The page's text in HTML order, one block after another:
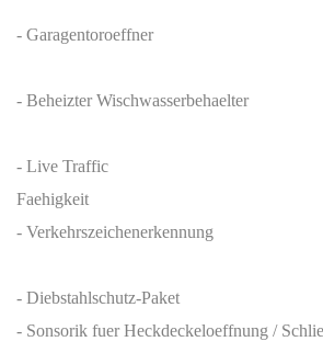
- Garagentoroeffner
- Beheizter Wischwasserbehaelter
- Live Traffic
Faehigkeit
- Verkehrszeichenerkennung
- Diebstahlschutz-Paket
- Sonsorik fuer Heckdeckeloeffnung /